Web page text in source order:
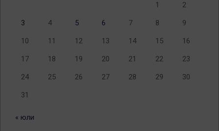
1 2
3 4 5 6 7 8 9
10 11 12 13 14 15 16
17 18 19 20 21 22 23
24 25 26 27 28 29 30
31
« юли